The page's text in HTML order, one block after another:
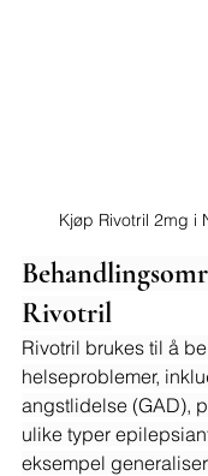
Kjøp Rivotril 2mg i
Rivotril
Rivotril brukes til å
helseproblemer,
angstlidelse (GAD),
ulike typer
eksempel